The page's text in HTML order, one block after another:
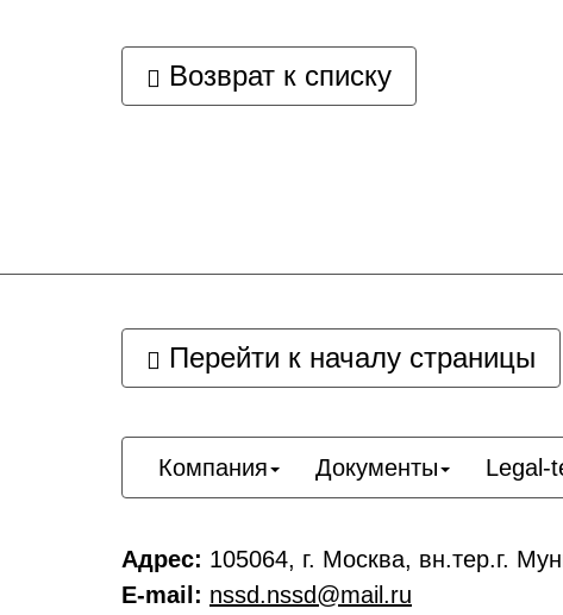
Возврат к списку
Перейти к началу страницы
Компания Документы Legal-
Адрес: 105064, г. Москва, вн.тер.г.
E-mail: nssd.nssd@mail.ru